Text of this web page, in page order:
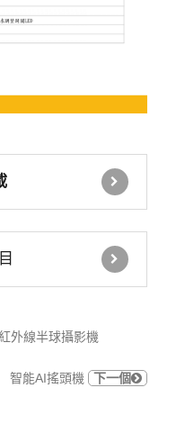
外線半球攝影機
智能AI搖頭機 下一個